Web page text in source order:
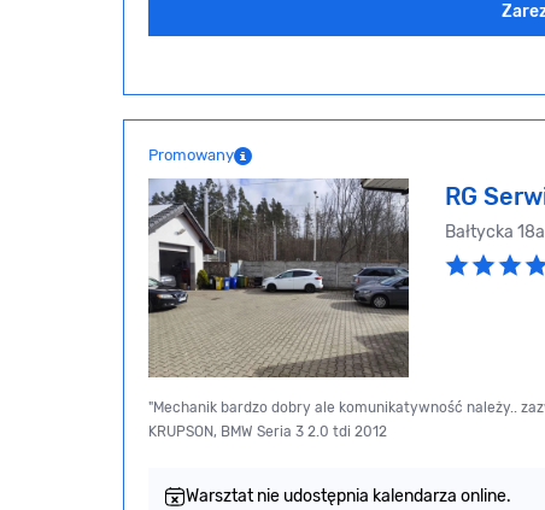
Promowany
RG
Bałtycka
"Mechanik bardzo dobry ale komunikatywność należy..
KRUPSON, BMW Seria 3 2.0 tdi 2012
Warsztat nie udostępnia kalendarza online.